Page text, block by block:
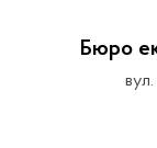
Бюро